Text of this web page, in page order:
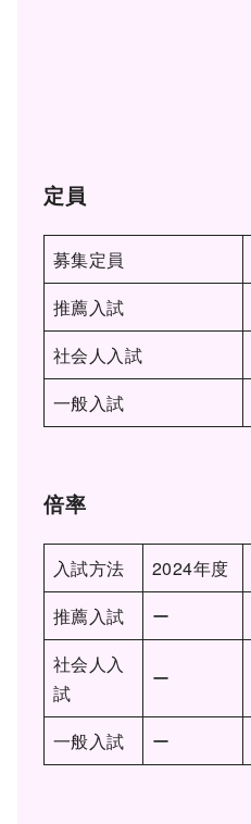
定員
募集定員
推薦入試
社会人入試
一般入試
倍率
入試方法 2024年度
推薦入試
ー
社会人入
試
ー
一般入試 ー